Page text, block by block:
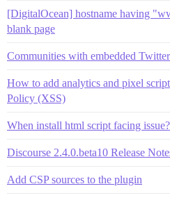
[DigitalOcean] hostname having
blank page
Communities with embedded
How to add analytics and pixel
Policy (XSS)
When install html script facing issue?
Discourse 2.4.0.beta10 Release
Add CSP sources to the plugin